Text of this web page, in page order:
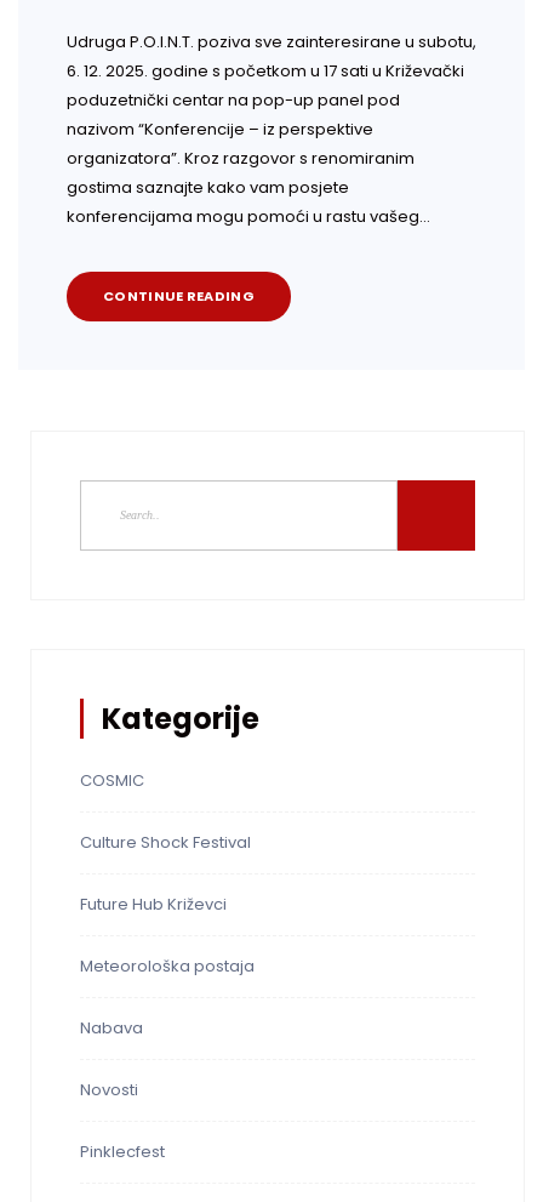
Udruga P.O.I.N.T. poziva sve zainteresirane u subotu,
6. 12. 2025. godine s početkom u 17 sati u Križevački
poduzetnički centar na pop-up panel pod
nazivom “Konferencije – iz perspektive
organizatora”. Kroz razgovor s renomiranim
gostima saznajte kako vam posjete
konferencijama mogu pomoći u rastu vašeg…
CONTINUE READING
Kategorije
COSMIC
Culture Shock Festival
Future Hub Križevci
Meteorološka postaja
Nabava
Novosti
Pinklecfest